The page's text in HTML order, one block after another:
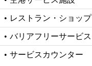
• レストラン・ショップ
• バリアフリーサービス
• サービスカウンター